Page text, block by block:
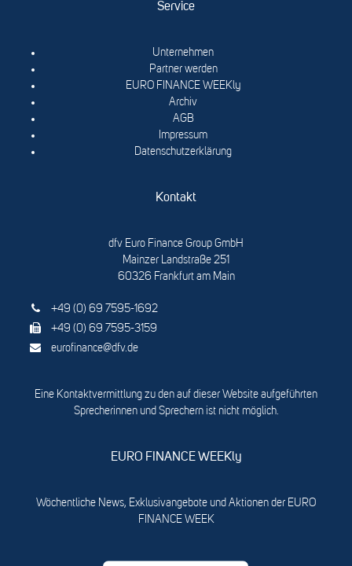
Service
Unternehmen
Partner werden
EURO FINANCE WEEKly
Archiv
AGB
Impressum
Datenschutzerklärung
Kontakt
dfv Euro Finance Group GmbH
Mainzer Landstraße 251
60326 Frankfurt am Main
+49 (0) 69 7595-1692
+49 (0) 69 7595-3159
eurofinance@dfv.de
Eine Kontaktvermittlung zu den auf dieser Website aufgeführten
Sprecherinnen und Sprechern ist nicht möglich.
EURO FINANCE WEEKly
Wöchentliche News, Exklusivangebote und Aktionen der EURO
FINANCE WEEK